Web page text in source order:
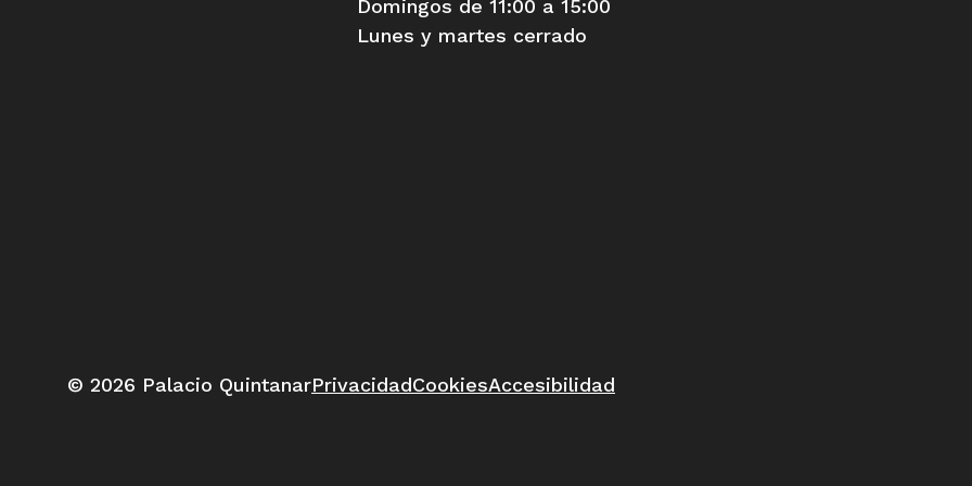
Domingos de 11:00 a 15:00
Lunes y martes cerrado
© 2026 Palacio QuintanarPrivacidadCookiesAccesibilidad